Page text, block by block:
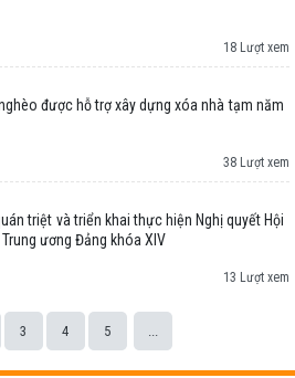
18 Lượt xem
hỗ trợ xây dựng xóa nhà tạm năm
38 Lượt xem
triệt và triển khai thực hiện Nghị quyết Hội
ương Đảng khóa XIV
13 Lượt xem
3 4 5 ...